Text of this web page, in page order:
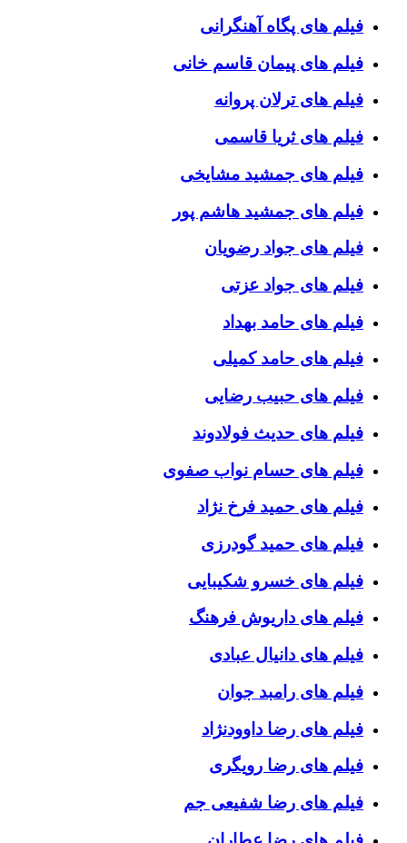
فیلم های پگاه آهنگرانی
فیلم های پیمان قاسم خانی
فیلم های ترلان پروانه
فیلم های ثریا قاسمی
فیلم های جمشید مشایخی
فیلم های جمشید هاشم پور
فیلم های جواد رضویان
فیلم های جواد عزتی
فیلم های حامد بهداد
فیلم های حامد کمیلی
فیلم های حبیب رضایی
فیلم های حدیث فولادوند
فیلم های حسام نواب صفوی
فیلم های حمید فرخ نژاد
فیلم های حمید گودرزی
فیلم های خسرو شکیبایی
فیلم های داریوش فرهنگ
فیلم های دانیال عبادی
فیلم های رامبد جوان
فیلم های رضا داوودنژاد
فیلم های رضا رویگری
فیلم های رضا شفیعی جم